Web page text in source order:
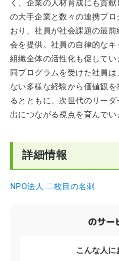
く、企業の人材育成にも貢
の大手企業と数々の連携プ
おり、社員が社会課題の最
会を提供。社員の自律的なキ
組織全体の活性化も促してい
同プログラムを受けた社員
ない多様な経験から価値観
るとともに、次世代のリー
出につながる視点を育んでい
詳細情報
NPO法人 二枚目の名刺
のサー
こんな人に